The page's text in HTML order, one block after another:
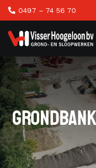
0497 – 74 56 70
GRONDBANK